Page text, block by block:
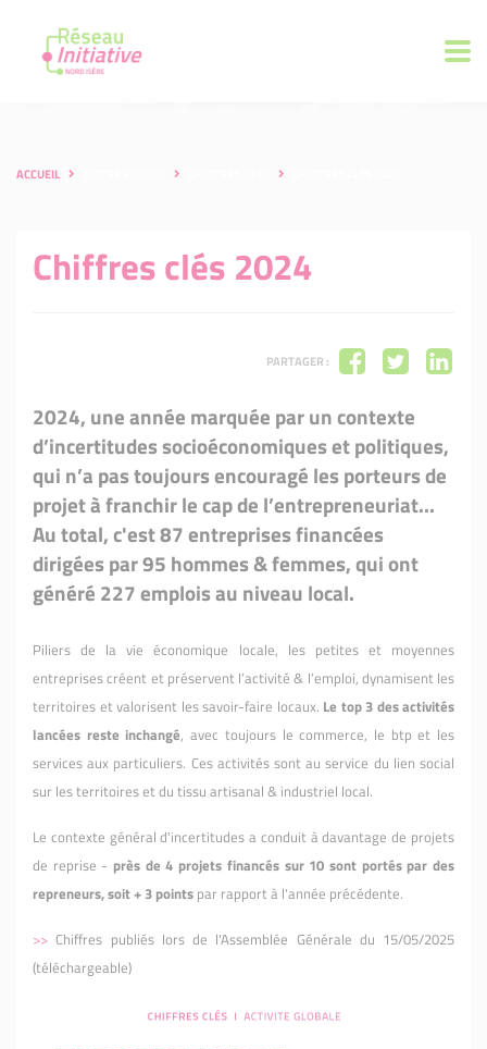
ACCUEIL
Chiffres clés 2024
PARTAGER :
2024, une année marquée par un contexte
d’incertitudes socioéconomiques et politiques,
qui n’a pas toujours encouragé les porteurs de
projet à franchir le cap de l’entrepreneuriat...
Au total, c'est 87 entreprises financées
dirigées par 95 hommes & femmes, qui ont
généré 227 emplois au niveau local.
Piliers de la vie économique locale, les petites et moyennes
entreprises créent et préservent l’activité & l’emploi, dynamisent les
territoires et valorisent les savoir-faire locaux. Le top 3 des activités
lancées reste inchangé, avec toujours le commerce, le btp et les
services aux particuliers. Ces activités sont au service du lien social
sur les territoires et du tissu artisanal & industriel local.
Le contexte général d'incertitudes a conduit à davantage de projets
de reprise - près de 4 projets financés sur 10 sont portés par des
repreneurs, soit + 3 points par rapport à l'année précédente.
>>Chiffres publiés lors de l'Assemblée Générale du 15/05/2025
(téléchargeable)